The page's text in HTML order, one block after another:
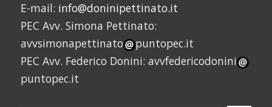
E-mail: info@doninipettinato.it
PEC Avv. Simona Pettinato:
avvsimonapettinato
puntopec.it
PEC Avv. Federico Donini: avvfedericodonini
puntopec.it